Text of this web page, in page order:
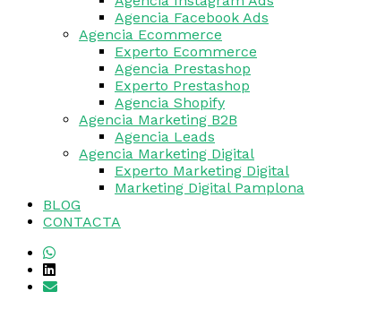
Agencia Facebook Ads
Agencia Ecommerce
Experto Ecommerce
Agencia Prestashop
Experto Prestashop
Agencia Shopify
Agencia Marketing B2B
Agencia Leads
Agencia Marketing Digital
Experto Marketing Digital
Marketing Digital Pamplona
BLOG
CONTACTA